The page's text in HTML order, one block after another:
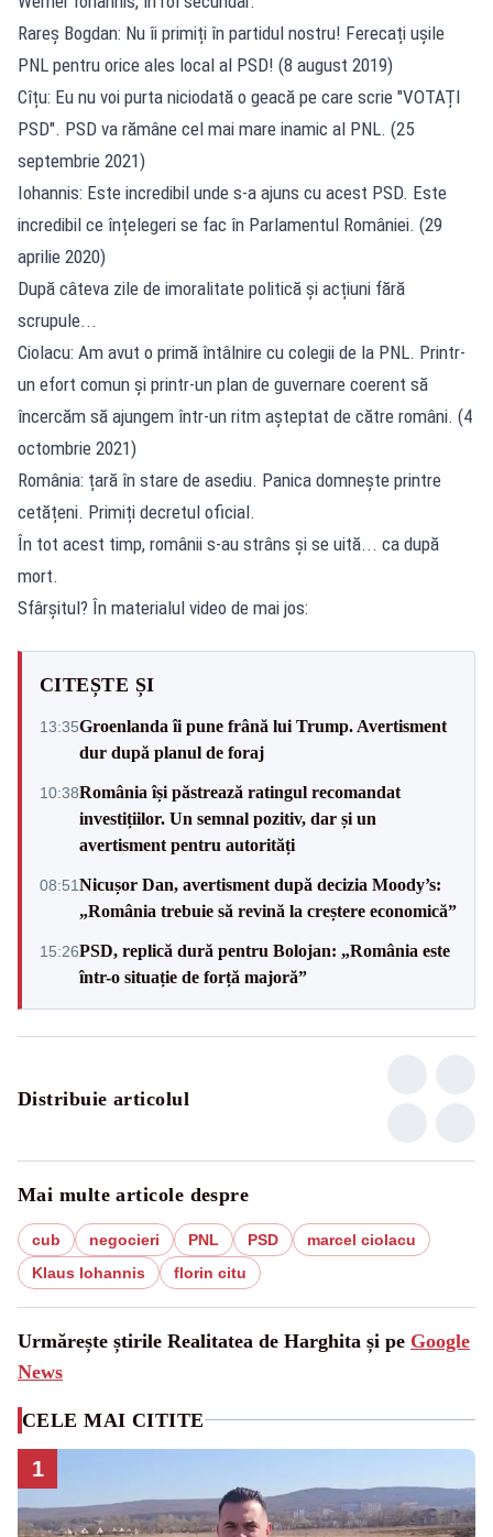
Rareș Bogdan: Nu îi primiți în partidul nostru! Ferecați ușile
PNL pentru orice ales local al PSD! (8 august 2019)
Cîțu: Eu nu voi purta niciodată o geacă pe care scrie "VOTAȚI
PSD". PSD va rămâne cel mai mare inamic al PNL. (25
septembrie 2021)
Iohannis: Este incredibil unde s-a ajuns cu acest PSD. Este
incredibil ce înțelegeri se fac în Parlamentul României. (29
aprilie 2020)
După câteva zile de imoralitate politică și acțiuni fără
scrupule...
Ciolacu: Am avut o primă întâlnire cu colegii de la PNL. Printr-
un efort comun și printr-un plan de guvernare coerent să
încercăm să ajungem într-un ritm așteptat de către români. (4
octombrie 2021)
România: țară în stare de asediu. Panica domnește printre
cetățeni. Primiți decretul oficial.
În tot acest timp, românii s-au strâns și se uită... ca după
mort.
Sfârșitul? În materialul video de mai jos:
CITEȘTE ȘI
13:35Groenlanda îi pune frână lui Trump. Avertisment
dur după planul de foraj
10:38România își păstrează ratingul recomandat
investițiilor. Un semnal pozitiv, dar și un
avertisment pentru autorități
08:51Nicușor Dan, avertisment după decizia Moody’s:
„România trebuie să revină la creștere economică”
15:26PSD, replică dură pentru Bolojan: „România este
într-o situație de forță majoră”
Distribuie articolul
Mai multe articole despre
cub negocieri PNL PSD
marcel ciolacu
Klaus Iohannis
florin citu
Urmărește știrile Realitatea de Harghita și pe Google
News
CELE MAI CITITE
1